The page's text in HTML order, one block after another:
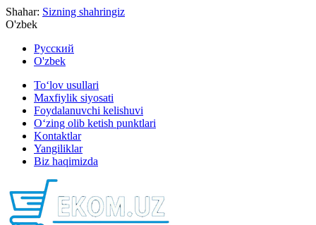
Shahar: Sizning shahringiz
O'zbek
Русский
O'zbek
To‘lov usullari
Maxfiylik siyosati
Foydalanuvchi kelishuvi
O‘zing olib ketish punktlari
Kontaktlar
Yangiliklar
Biz haqimizda